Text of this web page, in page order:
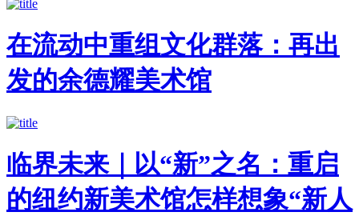
在流动中重组文化群落：再出
发的余德耀美术馆
临界未来｜以“新”之名：重启
的纽约新美术馆怎样想象“新人